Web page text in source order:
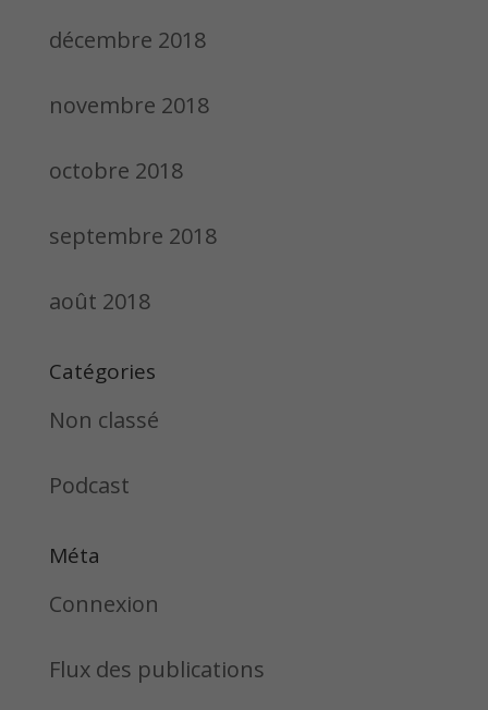
décembre 2018
novembre 2018
octobre 2018
septembre 2018
août 2018
Catégories
Non classé
Podcast
Méta
Connexion
Flux des publications